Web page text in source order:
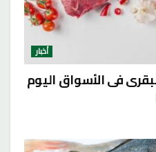
أخبار
فى الأسواق اليوم